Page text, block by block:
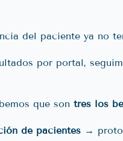
del paciente ya no
por portal,
que son tres los
de pacientes→